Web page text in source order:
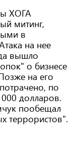
ХОГА
митинг,
в
на нее
вышло
о бизнесе
на его
по
долларов.
пообещал
террористов".